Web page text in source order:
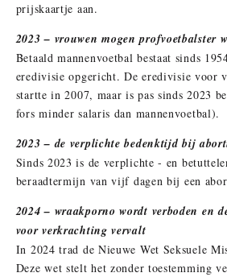
prijskaartje aan.
2023 – vrouwen mogen profvoetbalster
Betaald mannenvoetbal bestaat sinds
eredivisie opgericht. De eredivisie voor
startte in 2007, maar is pas sinds 2023
fors minder salaris dan mannenvoetbal).
2023 – de verplichte bedenktijd bij
Sinds 2023 is de verplichte - en
beraadtermijn van vijf dagen bij een
2024 – wraakporno wordt verboden en
voor verkrachting vervalt
In 2024 trad de Nieuwe Wet Seksuele
Deze wet stelt het zonder toestemming